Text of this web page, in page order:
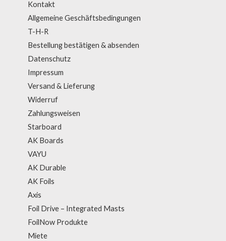
Kontakt
Allgemeine Geschäftsbedingungen
T-H-R
Bestellung bestätigen & absenden
Datenschutz
Impressum
Versand & Lieferung
Widerruf
Zahlungsweisen
Starboard
AK Boards
VAYU
AK Durable
AK Foils
Axis
Foil Drive – Integrated Masts
FoilNow Produkte
Miete